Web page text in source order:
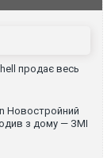
продає весь
Новостройний
з дому — ЗМІ